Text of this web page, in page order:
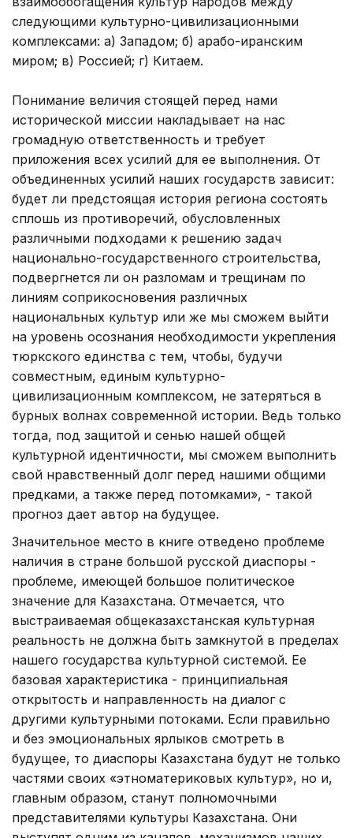
следующими культурно-цивилизационными
комплексами: а) Западом; б) арабо-иранским
миром; в) Россией; г) Китаем.
Понимание величия стоящей перед нами
исторической миссии накладывает на нас
громадную ответственность и требует
приложения всех усилий для ее выполнения. От
объединенных усилий наших государств зависит:
будет ли предстоящая история региона состоять
сплошь из противоречий, обусловленных
различными подходами к решению задач
национально-государственного строительства,
подвергнется ли он разломам и трещинам по
линиям соприкосновения различных
национальных культур или же мы сможем выйти
на уровень осознания необходимости укрепления
тюркского единства с тем, чтобы, будучи
совместным, единым культурно-
цивилизационным комплексом, не затеряться в
бурных волнах современной истории. Ведь только
тогда, под защитой и сенью нашей общей
культурной идентичности, мы сможем выполнить
свой нравственный долг перед нашими общими
предками, а также перед потомками», - такой
прогноз дает автор на будущее.
Значительное место в книге отведено проблеме
наличия в стране большой русской диаспоры -
проблеме, имеющей большое политическое
значение для Казахстана. Отмечается, что
выстраиваемая общеказахстанская культурная
реальность не должна быть замкнутой в пределах
нашего государства культурной системой. Ее
базовая характеристика - принципиальная
открытость и направленность на диалог с
другими культурными потоками. Если правильно
и без эмоциональных ярлыков смотреть в
будущее, то диаспоры Казахстана будут не только
частями своих «этноматериковых культур», но и,
главным образом, станут полномочными
представителями культуры Казахстана. Они